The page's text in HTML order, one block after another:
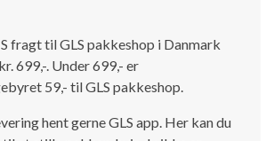
fragt til GLS pakkeshop i Danmark
699,-. Under 699,- er
59,- til GLS pakkeshop.
hent gerne GLS app. Her kan du